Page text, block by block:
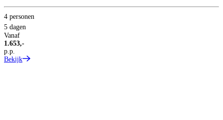
4 personen
5 dagen
Vanaf
1.653,-
p.p.
Bekijk